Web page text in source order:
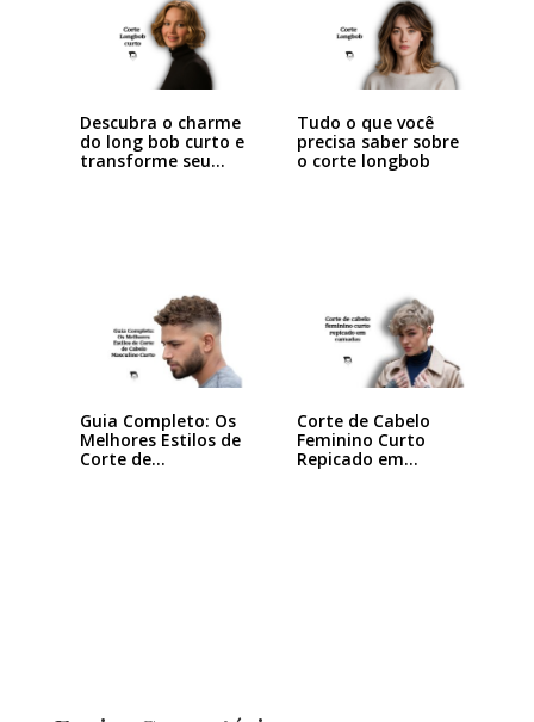
Descubra o charme
do long bob curto e
transforme seu…
Tudo o que você
precisa saber sobre
o corte longbob
Guia Completo: Os
Melhores Estilos de
Corte de…
Corte de Cabelo
Feminino Curto
Repicado em